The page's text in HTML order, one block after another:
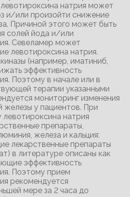
натрия может
и/или произойти снижение
Причиной этого может быть
солей йода и/или
Севеламер может
левотироксина натрия.
(например, иматиниб,
эффективность
Поэтому в начале или в
терапии указанными
мониторинг изменения
железы у пациентов. При
натрия
препараты,
железа и кальция:
лекарственные препараты
в литературе описаны как
эффективность
Поэтому прием
рекомендуется
мере за 2 часа до